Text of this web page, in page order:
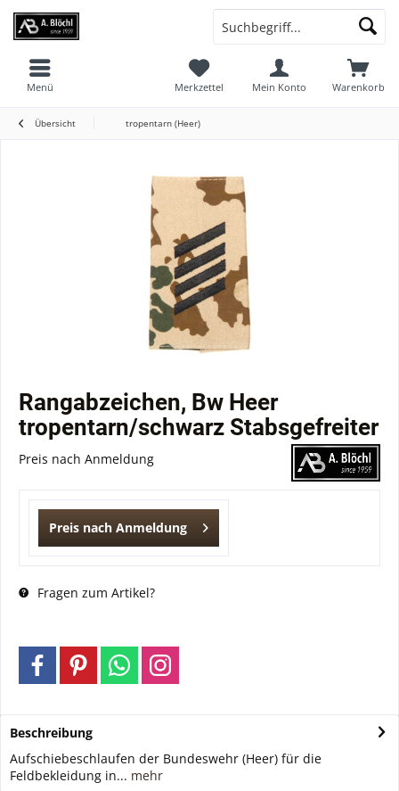
Warenkorb
Merkzettel Mein Konto
Menü
Übersicht tropentarn (Heer)
Rangabzeichen, Bw Heer
tropentarn/schwarz Stabsgefreiter
Preis nach Anmeldung
Preis nach Anmeldung
Fragen zum Artikel?
Beschreibung
Aufschiebeschlaufen der Bundeswehr (Heer) für die
Feldbekleidung in... mehr